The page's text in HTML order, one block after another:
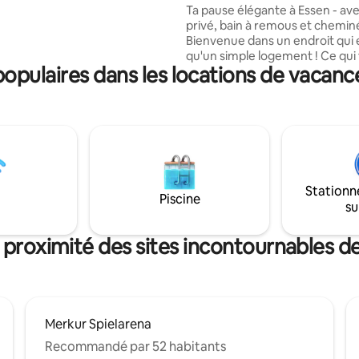
avec sauna et bain à remous
Ta pause élégante à Essen -
privé, bain à remous et
Bienvenue dans un endroit qui
qu'un simple logement ! Ce qui t'attend :
- Espace bien-être exclusif
privé et bain à remous, ainsi
table à manger, cheminée et
fauteuils confortables - ton
terminer la journée - Chambre
avec lit double de haute
nombreux détails charmants
dans les locations de
Piscine
proximité des sites incontournables
Merkur Spielarena
Recommandé par 52 habitants